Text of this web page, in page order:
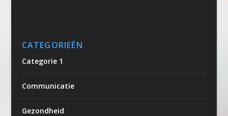
CATEGORIEËN
Categorie 1
Communicatie
Gezondheid